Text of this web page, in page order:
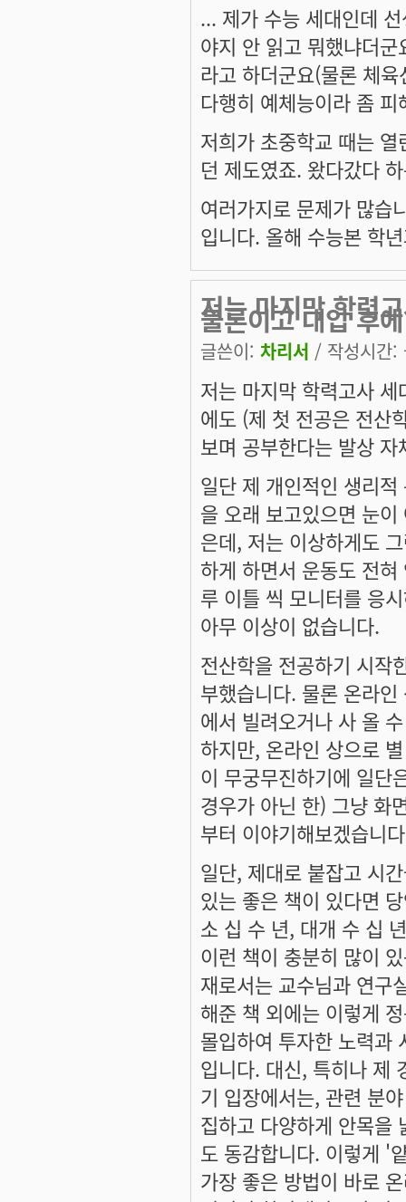
... 제가 수능 세대인데
야지 안 읽고 뭐했냐더
라고 하더군요(물론 체
다행히 예체능이라 좀
저희가 초중학교 때는
던 제도였죠. 왔다갔다
여러가지로 문제가 많습
입니다. 올해 수능본 학
저는 마지막 학력
물론이고 대입 후에
글쓴이: 차리서 / 작성시간
저는 마지막 학력고사
에도 (제 첫 전공은 전산
보며 공부한다는 발상
일단 제 개인적인 생리
을 오래 보고있으면 눈
은데, 저는 이상하게도
하게 하면서 운동도 전
루 이틀 씩 모니터를 응
아무 이상이 없습니다.
전산학을 전공하기 시작
부했습니다. 물론 온라
에서 빌려오거나 사 올
하지만, 온라인 상으로
이 무궁무진하기에 일단
경우가 아닌 한) 그냥 화
부터 이야기해보겠습니
일단, 제대로 붙잡고 시
있는 좋은 책이 있다면
소 십 수 년, 대개 수 십
이런 책이 충분히 많이
재로서는 교수님과 연구
해준 책 외에는 이렇게
몰입하여 투자한 노력과
입니다. 대신, 특히나 제
기 입장에서는, 관련 분
집하고 다양하게 안목을
도 동감합니다. 이렇게 '
가장 좋은 방법이 바로